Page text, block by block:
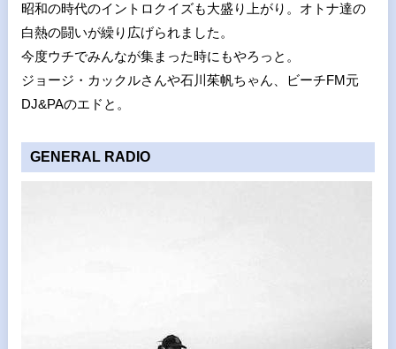
昭和の時代のイントロクイズも大盛り上がり。オトナ達の
白熱の闘いが繰り広げられました。
今度ウチでみんなが集まった時にもやろっと。
ジョージ・カックルさんや石川茱帆ちゃん、ビーチFM元
DJ&PAのエドと。
GENERAL RADIO